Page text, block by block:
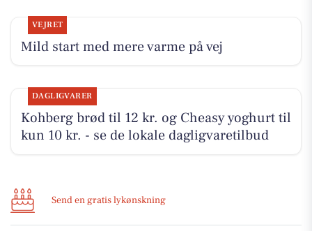
VEJRET
Mild start med mere varme på vej
DAGLIGVARER
Kohberg brød til 12 kr. og Cheasy yoghurt til
kun 10 kr. - se de lokale dagligvaretilbud
Send en gratis lykønskning